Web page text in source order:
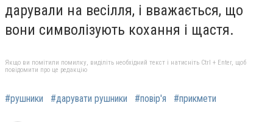
дарували на весілля, і вважається, що
вони символізують кохання і щастя.
Якщо ви помітили помилку, виділіть необхідний текст і натисніть Ctrl + Enter, щоб
повідомити про це редакцію
#рушники #дарувати рушники #повір'я #прикмети